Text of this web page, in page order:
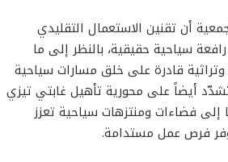
أن تقنين الاستعمال التقليدي
سياحية حقيقية، بالنظر إلى ما
قادرة على خلق مسارات سياحية
أيضاً على محورية تأهيل غابتي تيزي
فضاءات ومنتزهات سياحية تعزز
فرص عمل مستدامة.